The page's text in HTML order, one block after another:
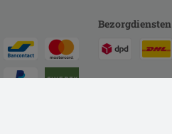
Bezorgdiensten